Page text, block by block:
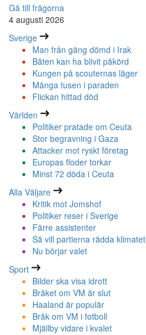
Gå till frågorna
4 augusti 2026
Sverige
Man från gäng dömd i Irak
Båten kan ha blivit påkörd
Kungen på scouternas läger
Många tusen i paraden
Flickan hittad död
Världen
Politiker pratade om Ceuta
Stor begravning i Gaza
Attacker mot ryskt företag
Europas floder torkar
Minst 72 döda i Ceuta
Alla Väljare
Kritik mot Jomshof
Politiker reser i Sverige
Färre assistenter
Så vill partierna rädda klimatet
Nu börjar valet
Sport
Bilder ska visa idrott
Bråket om VM är slut
Haaland är populär
Bråk om VM i fotboll
Mjällby vidare i kvalet